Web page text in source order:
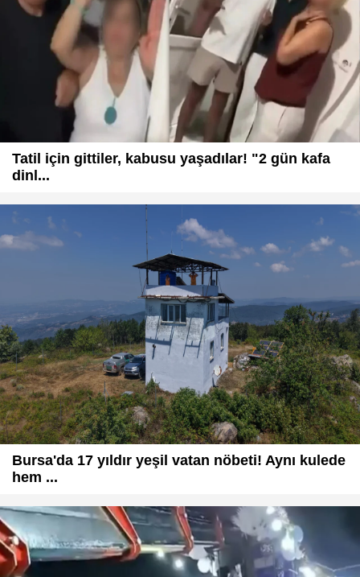
Tatil için gittiler, kabusu yaşadılar! "2 gün kafa
dinl...
Bursa'da 17 yıldır yeşil vatan nöbeti! Aynı kulede
hem ...